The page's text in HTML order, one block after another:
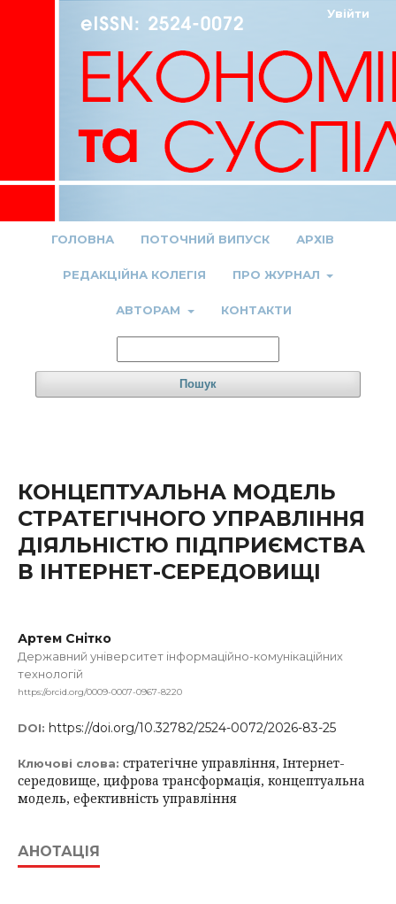
ГОЛОВНА ПОТОЧНИЙ ВИПУСК АРХІВ
РЕДАКЦІЙНА КОЛЕГІЯ ПРО ЖУРНАЛ
АВТОРАМ КОНТАКТИ
Пошук
Увійти
КОНЦЕПТУАЛЬНА МОДЕЛЬ
СТРАТЕГІЧНОГО УПРАВЛІННЯ
ДІЯЛЬНІСТЮ ПІДПРИЄМСТВА
В ІНТЕРНЕТ-СЕРЕДОВИЩІ
Артем Снітко
Державний університет інформаційно-комунікаційних
технологій
https://orcid.org/0009-0007-0967-8220
DOI: https://doi.org/10.32782/2524-0072/2026-83-25
Ключові слова: стратегічне управління, Інтернет-
середовище, цифрова трансформація, концептуальна
модель, ефективність управління
АНОТАЦІЯ